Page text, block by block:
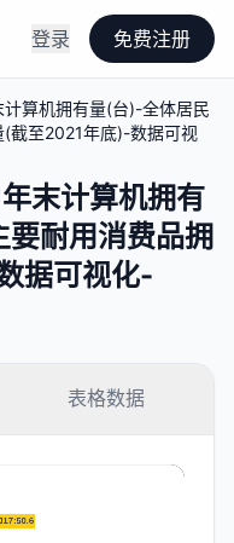
登录 免费注册
算机拥有量(台)-全体居民
截至2021年底)-数据可视
末计算机拥有
耐用消费品拥
据可视化-
表格数据